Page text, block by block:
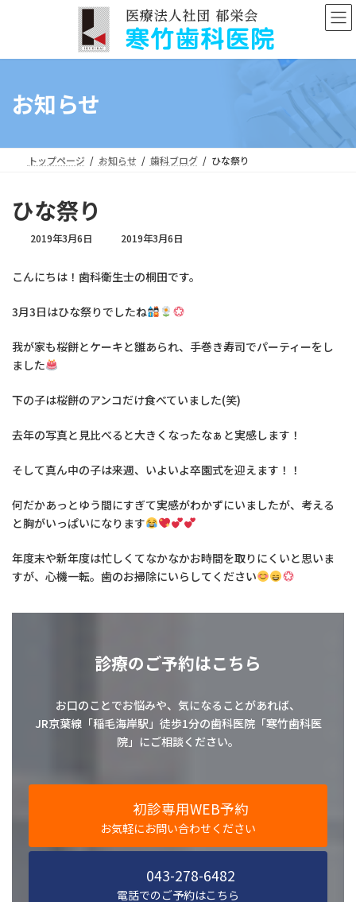
ン
プ
ー
動
お知らせ
トップページ お知らせ 歯科ブログ ひな祭り
ひな祭り
2019年3月6日
最
新
時
2019年3月6日
こんにちは！歯科衛生士の桐田です。
3月3日はひな祭りでしたね
我が家も桜餅とケーキと雛あられ、手巻き寿司でパーティーをし
ました
下の子は桜餅のアンコだけ食べていました(笑)
去年の写真と見比べると大きくなったなぁと実感します！
そして真ん中の子は来週、いよいよ卒園式を迎えます！！
何だかあっとゆう間にすぎて実感がわかずにいましたが、考える
と胸がいっぱいになります
年度末や新年度は忙しくてなかなかお時間を取りにくいと思いま
すが、心機一転。歯のお掃除にいらしてください
診療のご予約はこちら
お口のことでお悩みや、気になることがあれば、
JR京葉線「稲毛海岸駅」徒歩1分の歯科医院「寒竹歯科医
院」にご相談ください。
初診専用WEB予約
お気軽にお問い合わせください
043-278-6482
電話でのご予約はこちら